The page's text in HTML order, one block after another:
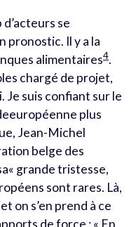
se
pronostic. Il y a la
alimentaires4.
chargé de projet,
Je suis confiant sur le
plus
Jean-Michel
belge des
grande tristesse,
sont rares. Là,
on s’en prend à ce
de force : « En